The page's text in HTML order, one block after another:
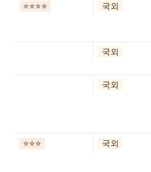
⭐️⭐️⭐️⭐️ 국외
국외
국외
⭐️⭐️⭐️ 국외